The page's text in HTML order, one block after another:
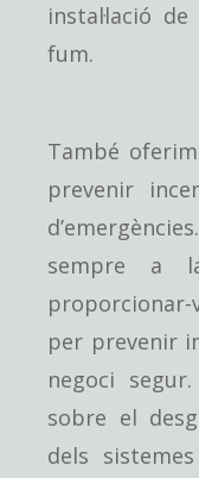
instal·lació
fum.
També
prevenir
sempre a
per prevenir
negoci
sobre el
dels